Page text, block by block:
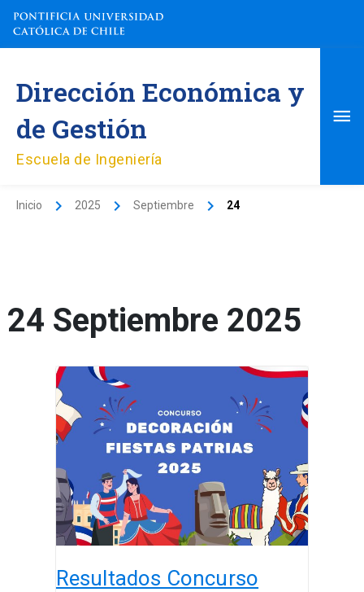
contenido
Dirección Económica y
de Gestión
Escuela de Ingeniería
Inicio 2025 Septiembre 24
24 Septiembre 2025
Resultados Concurso
Resultados
Concurso
Fiestas
Patrias
Decora
tu
Oficina